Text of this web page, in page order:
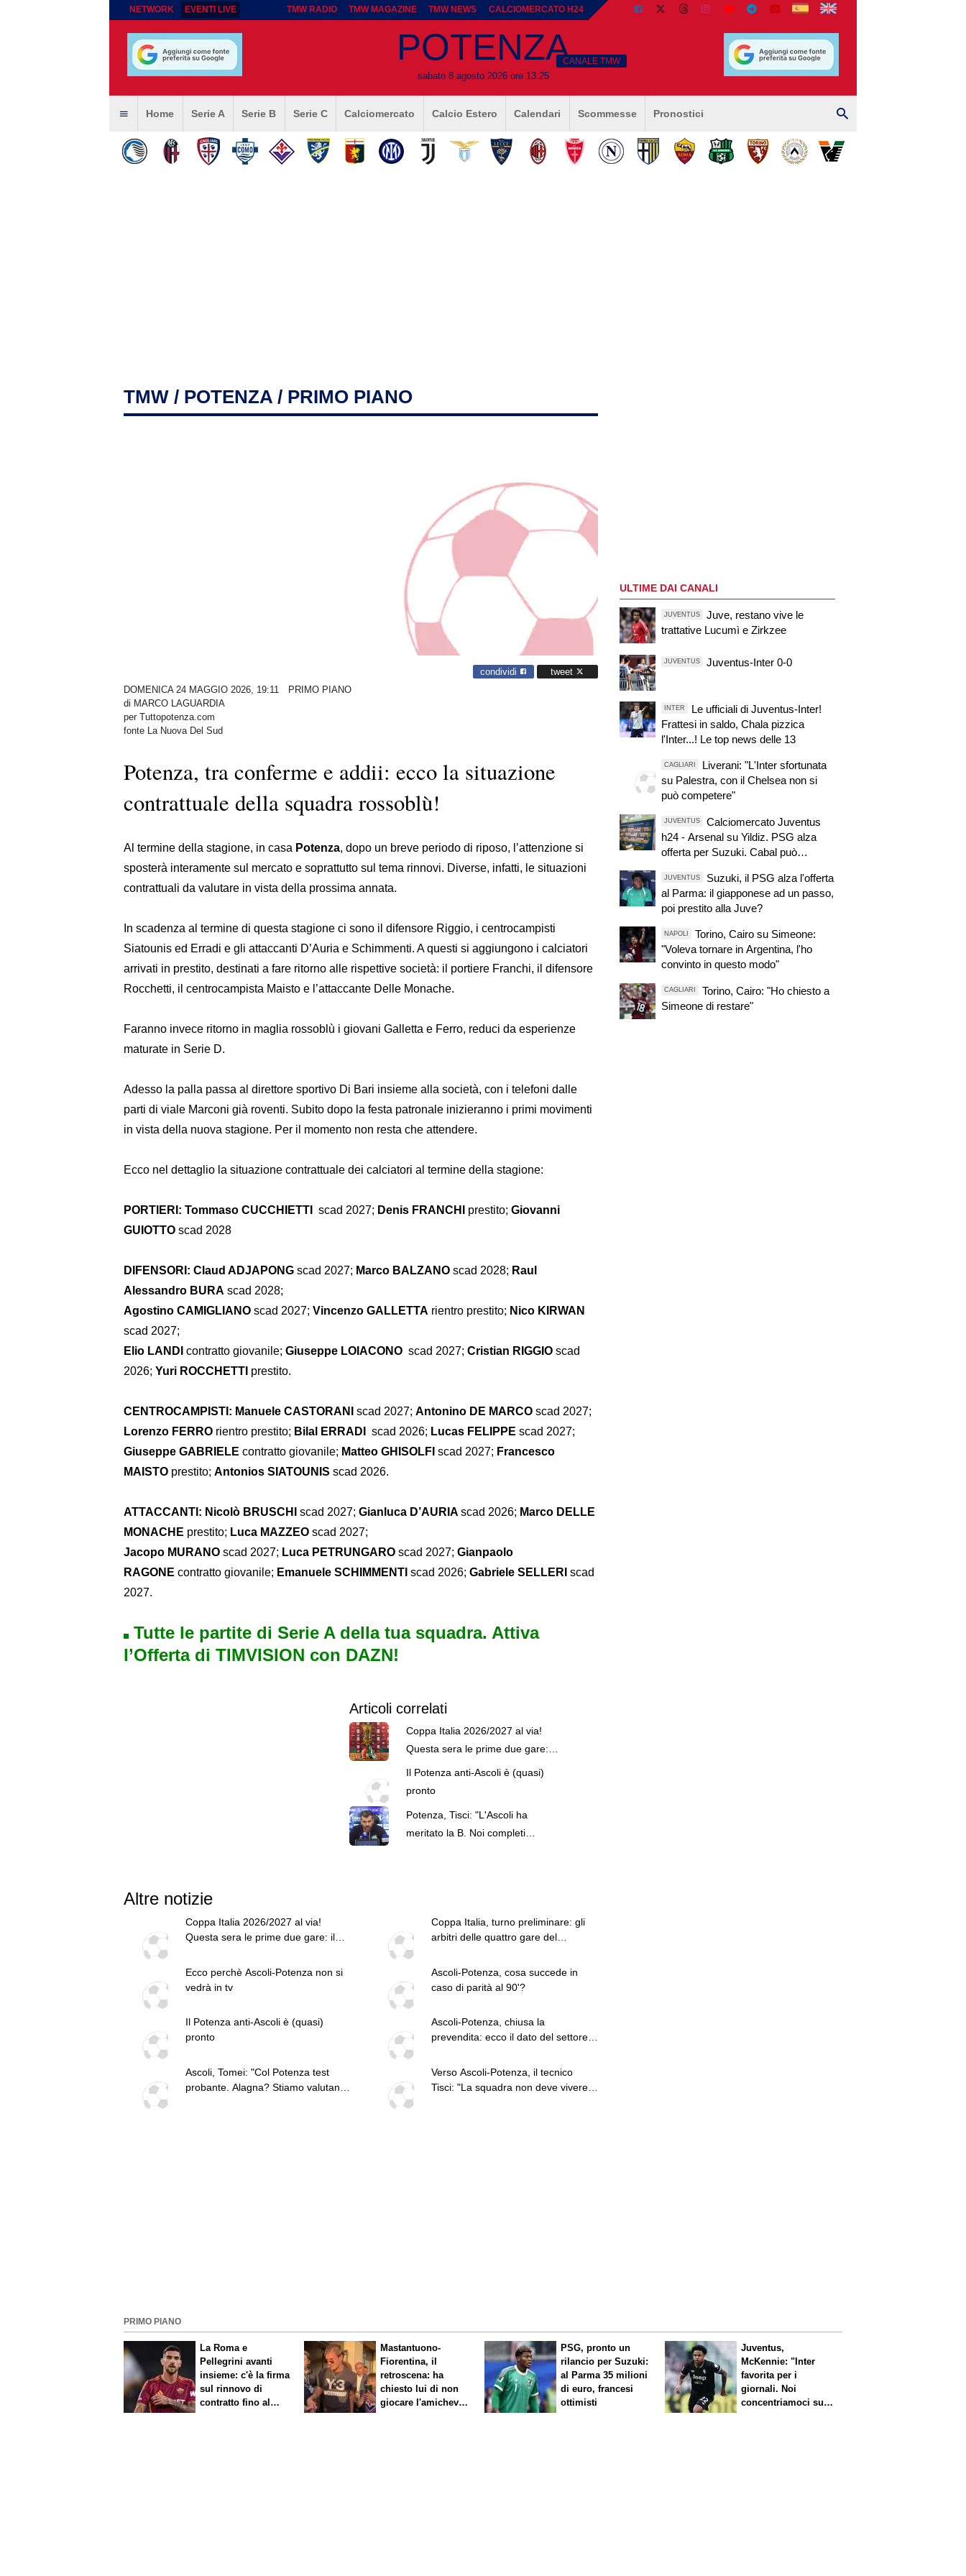
NETWORK EVENTI LIVE TMW RADIO TMW MAGAZINE TMW NEWS CALCIOMERCATO H24
POTENZA
sabato 8 agosto 2026 ore 13:25
CANALE TMW
Home Serie A Serie B Serie C Calciomercato Calcio Estero Calendari Scommesse Pronostici
TMW / POTENZA / PRIMO PIANO
condividi
tweet
DOMENICA 24 MAGGIO 2026, 19:11
PRIMO PIANO
di MARCO LAGUARDIA
per Tuttopotenza.com
fonte La Nuova Del Sud
Potenza, tra conferme e addii: ecco la situazione
contrattuale della squadra rossoblù!
Al termine della stagione, in casa Potenza, dopo un breve periodo di riposo, l’attenzione si
sposterà interamente sul mercato e soprattutto sul tema rinnovi. Diverse, infatti, le situazioni
contrattuali da valutare in vista della prossima annata.
In scadenza al termine di questa stagione ci sono il difensore Riggio, i centrocampisti
Siatounis ed Erradi e gli attaccanti D’Auria e Schimmenti. A questi si aggiungono i calciatori
arrivati in prestito, destinati a fare ritorno alle rispettive società: il portiere Franchi, il difensore
Rocchetti, il centrocampista Maisto e l’attaccante Delle Monache.
Faranno invece ritorno in maglia rossoblù i giovani Galletta e Ferro, reduci da esperienze
maturate in Serie D.
Adesso la palla passa al direttore sportivo Di Bari insieme alla società, con i telefoni dalle
parti di viale Marconi già roventi. Subito dopo la festa patronale inizieranno i primi movimenti
in vista della nuova stagione. Per il momento non resta che attendere.
Ecco nel dettaglio la situazione contrattuale dei calciatori al termine della stagione:
PORTIERI: Tommaso CUCCHIETTI scad 2027; Denis FRANCHI prestito; Giovanni
GUIOTTO scad 2028
DIFENSORI: Claud ADJAPONG scad 2027; Marco BALZANO scad 2028; Raul
Alessandro BURA scad 2028;
Agostino CAMIGLIANO scad 2027; Vincenzo GALLETTA rientro prestito; Nico KIRWAN
scad 2027;
Elio LANDI contratto giovanile; Giuseppe LOIACONO scad 2027; Cristian RIGGIO scad
2026; Yuri ROCCHETTI prestito.
CENTROCAMPISTI: Manuele CASTORANI scad 2027; Antonino DE MARCO scad 2027;
Lorenzo FERRO rientro prestito; Bilal ERRADI scad 2026; Lucas FELIPPE scad 2027;
Giuseppe GABRIELE contratto giovanile; Matteo GHISOLFI scad 2027; Francesco
MAISTO prestito; Antonios SIATOUNIS scad 2026.
ATTACCANTI: Nicolò BRUSCHI scad 2027; Gianluca D’AURIA scad 2026; Marco DELLE
MONACHE prestito; Luca MAZZEO scad 2027;
Jacopo MURANO scad 2027; Luca PETRUNGARO scad 2027; Gianpaolo
RAGONE contratto giovanile; Emanuele SCHIMMENTI scad 2026; Gabriele SELLERI scad
2027.
Tutte le partite di Serie A della tua squadra. Attiva
l’Offerta di TIMVISION con DAZN!
Articoli correlati
Coppa Italia 2026/2027 al via!
Questa sera le prime due gare: il
programma
Il Potenza anti-Ascoli è (quasi)
pronto
Potenza, Tisci: "L'Ascoli ha
meritato la B. Noi completi
Altre notizie
Coppa Italia 2026/2027 al via!
Questa sera le prime due gare: il
Coppa Italia, turno preliminare: gli
arbitri delle quattro gare del
Ecco perchè Ascoli-Potenza non si
vedrà in tv
Ascoli-Potenza, cosa succede in
caso di parità al 90'?
Il Potenza anti-Ascoli è (quasi)
pronto
Ascoli-Potenza, chiusa la
prevendita: ecco il dato del settore
Ascoli, Tomei: "Col Potenza test
probante. Alagna? Stiamo valutando
Verso Ascoli-Potenza, il tecnico
Tisci: "La squadra non deve vivere
ULTIME DAI CANALI
JUVENTUS
Juve, restano vive le
trattative Lucumì e Zirkzee
JUVENTUS Juventus-Inter 0-0
INTER
Le ufficiali di Juventus-Inter!
Frattesi in saldo, Chala pizzica
l'Inter...! Le top news delle 13
CAGLIARI
Liverani: "L'Inter sfortunata
su Palestra, con il Chelsea non si
può competere"
JUVENTUS
Calciomercato Juventus
h24 - Arsenal su Yildiz. PSG alza
offerta per Suzuki. Cabal può
primo obiettivo. Pellegrino,
concorrenza viola. Zhegrova non
vuole partire. Sorloth sul mercato.
Vlahovic, nuova pretendente
JUVENTUS
Suzuki, il PSG alza l'offerta
al Parma: il giapponese ad un passo,
poi prestito alla Juve?
NAPOLI
Torino, Cairo su Simeone:
"Voleva tornare in Argentina, l'ho
convinto in questo modo"
CAGLIARI
Torino, Cairo: "Ho chiesto a
Simeone di restare"
PRIMO PIANO
La Roma e
Pellegrini avanti
insieme: c'è la firma
sul rinnovo di
contratto fino al
Mastantuono-
Fiorentina, il
retroscena: ha
chiesto lui di non
giocare l'amichevole
PSG, pronto un
rilancio per Suzuki:
al Parma 35 milioni
di euro, francesi
ottimisti
Juventus,
McKennie: "Inter
favorita per i
giornali. Noi
concentriamoci sul